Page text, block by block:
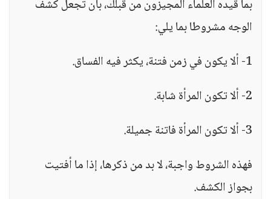
بما قيده العلماء المجيزون من قبلك، بأن تجعل كشف
الوجه مشروطا بما يلي:
1- ألا يكون في زمن فتنة، يكثر فيه الفساق.
2- ألا تكون المرأة شابة.
3- ألا تكون المرأة فاتنة جميلة.
فهذه الشروط واجبة، لا بد من ذكرها، إذا ما أفتيت
بجواز الكشف.